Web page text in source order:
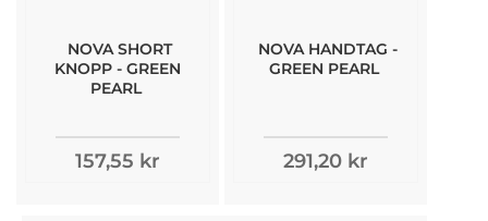
NOVA SHORT
KNOPP - GREEN
PEARL
157,55 kr
NOVA HANDTAG -
GREEN PEARL
291,20 kr